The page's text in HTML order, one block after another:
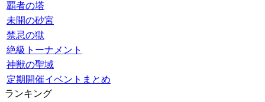
覇者の塔
未開の砂宮
禁忌の獄
絶級トーナメント
神獣の聖域
定期開催イベントまとめ
ランキング